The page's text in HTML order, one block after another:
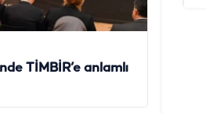
TİMBİR’e anlamlı